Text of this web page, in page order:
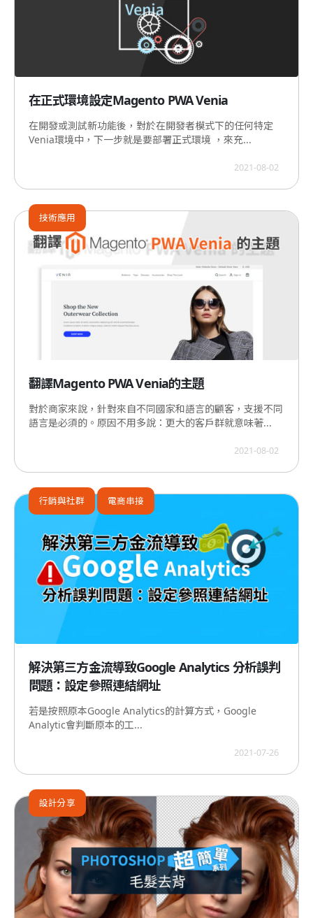
在正式環境設定Magento PWA Venia
在開發或測試新功能後，對於在開發者模式下的任何特定
Venia環境中，下一步就是要部署正式環境 ，來充...
2021-08-02
翻譯Magento PWA Venia的主題
對於商家來說，針對來自不同國家和語言的顧客，支援不同
語言是必須的。原因不用多說：更大的客戶群就意味著...
2021-08-02
技術應用
解決第三方金流導致Google Analytics 分析誤判
問題：設定參照連結網址
若是按照原本Google Analytics的計算方式，Google
Analytic會判斷原本的工...
2021-07-26
行銷與社群 電商串接
設計分享